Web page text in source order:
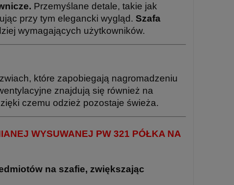
Przemyślane detale, takie jak
przy tym elegancki wygląd. Szafa
wymagających użytkowników.
które zapobiegają nagromadzeniu
znajdują się również na
czemu odzież pozostaje świeża.
WYSUWANEJ PW 321 PÓŁKA NA
na szafie, zwiększając